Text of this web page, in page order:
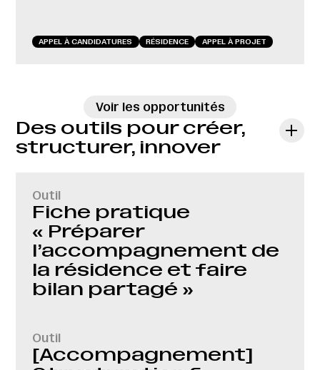
APPEL À CANDIDATURES RÉSIDENCE APPEL À PROJET
Voir les opportunités
Des outils pour créer,
structurer, innover
Outil
Fiche pratique
« Préparer
l’accompagnement de
la résidence et faire
bilan partagé »
Outil
[Accompagnement]